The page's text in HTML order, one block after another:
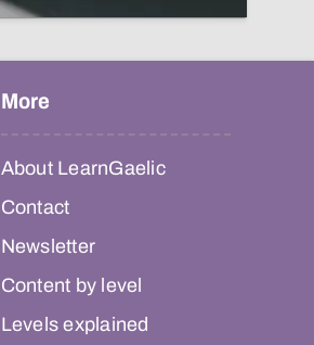
More
About LearnGaelic
Contact
Newsletter
Content by level
Levels explained